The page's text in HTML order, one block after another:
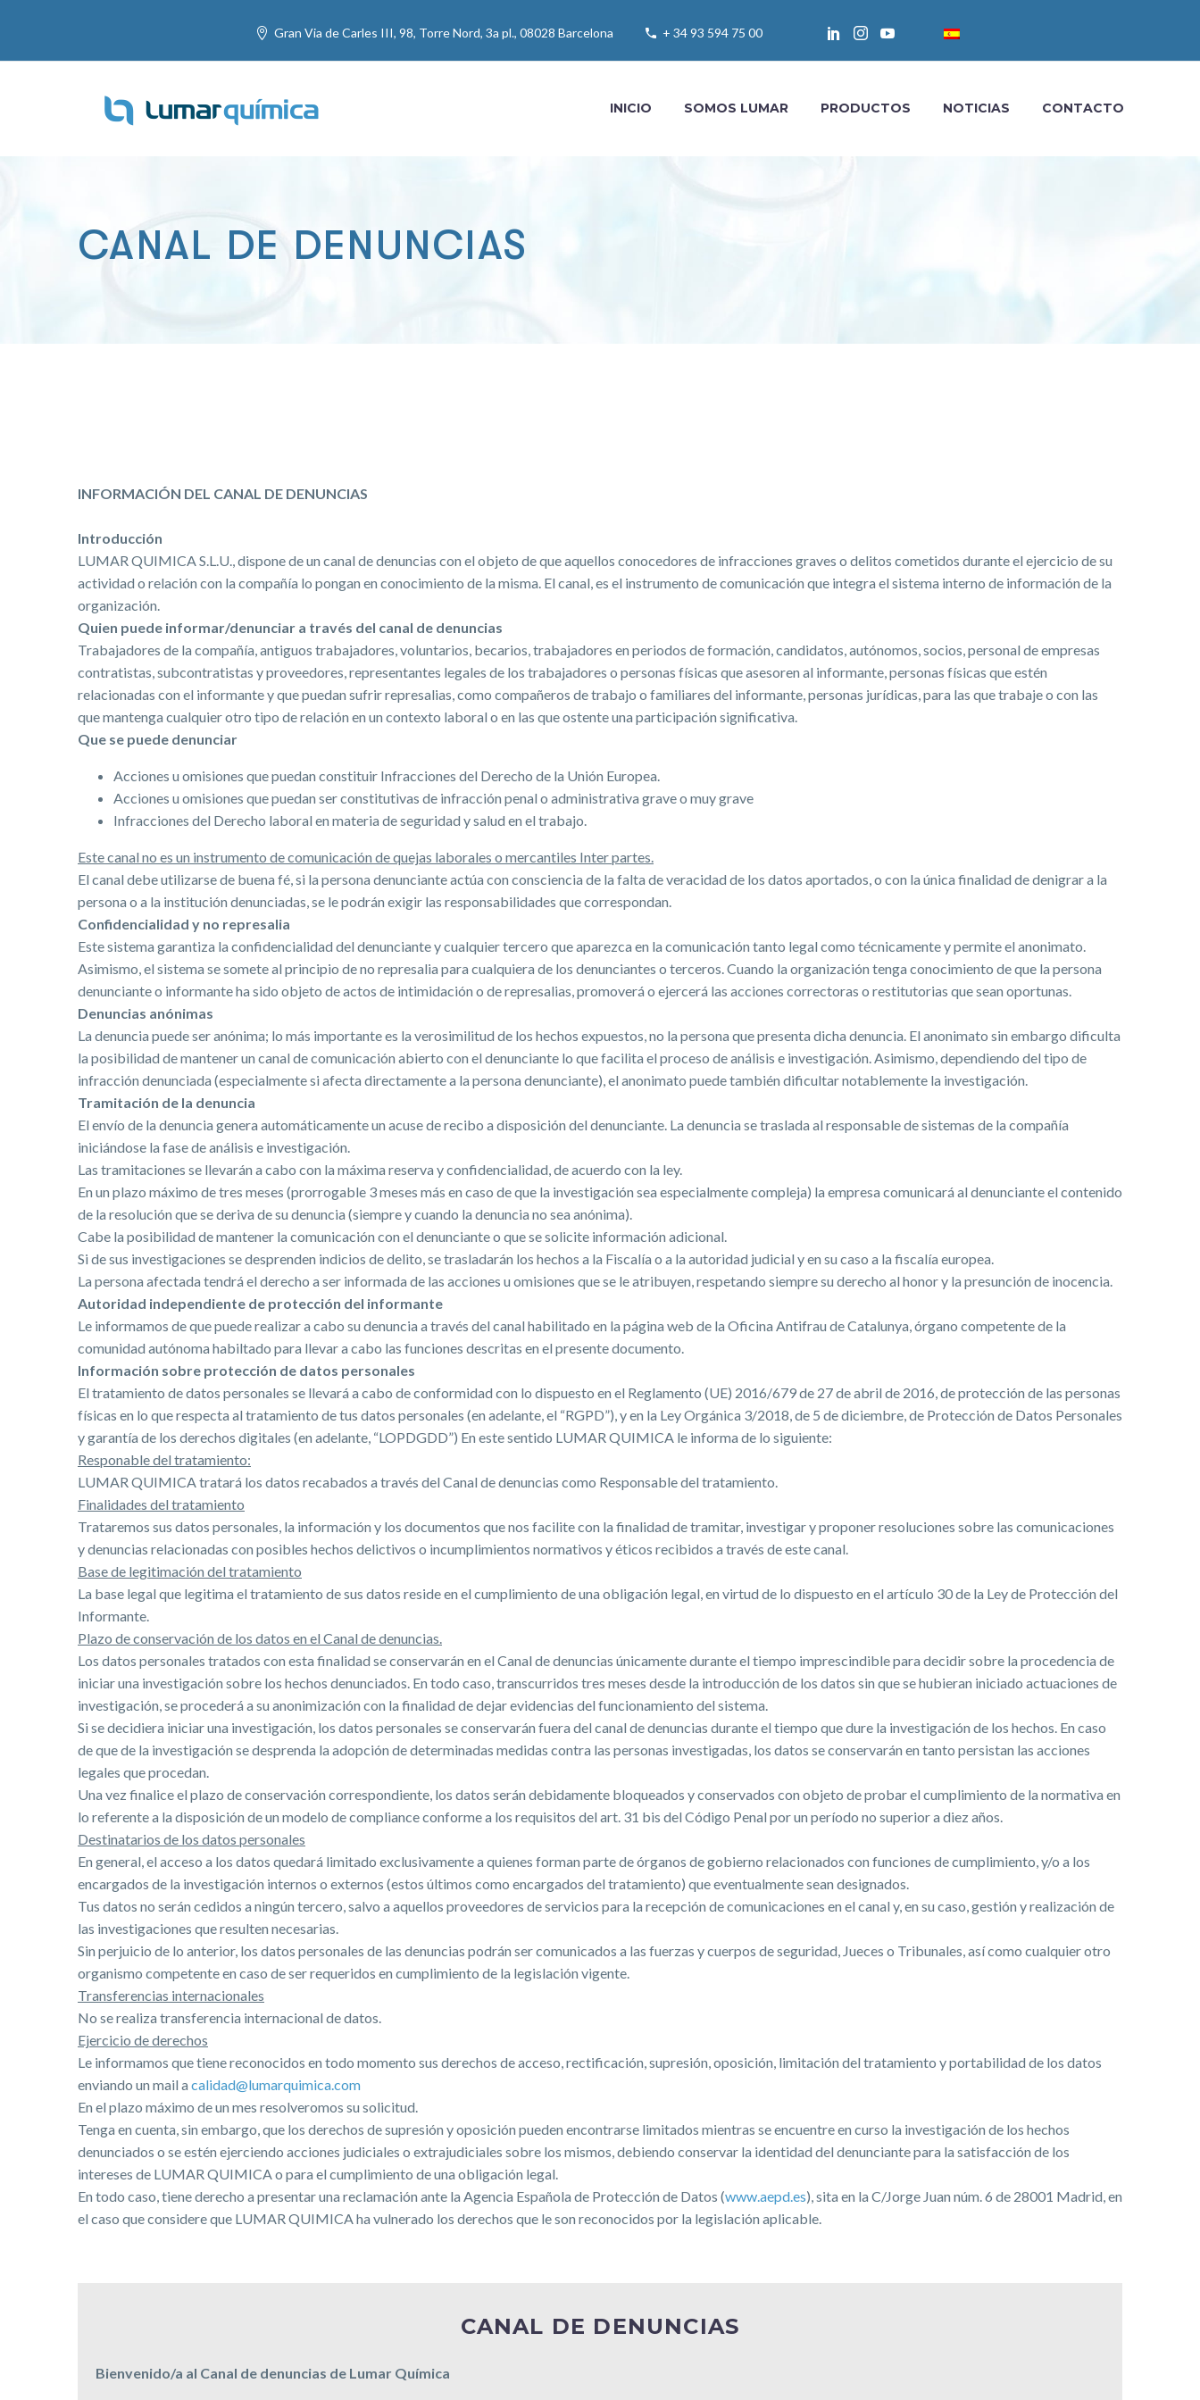
Gran Via de Carles III, 98, Torre Nord, 3a pl., 08028 Barcelona + 34 93 594 75 00
INICIO SOMOS LUMAR PRODUCTOS NOTICIAS CONTACTO
CANAL DE DENUNCIAS
INFORMACIÓN DEL CANAL DE DENUNCIAS
Introducción
LUMAR QUIMICA S.L.U., dispone de un canal de denuncias con el objeto de que aquellos conocedores de infracciones graves o delitos cometidos durante el ejercicio de su
actividad o relación con la compañía lo pongan en conocimiento de la misma. El canal, es el instrumento de comunicación que integra el sistema interno de información de la
organización.
Quien puede informar/denunciar a través del canal de denuncias
Trabajadores de la compañía, antiguos trabajadores, voluntarios, becarios, trabajadores en periodos de formación, candidatos, autónomos, socios, personal de empresas
contratistas, subcontratistas y proveedores, representantes legales de los trabajadores o personas físicas que asesoren al informante, personas físicas que estén
relacionadas con el informante y que puedan sufrir represalias, como compañeros de trabajo o familiares del informante, personas jurídicas, para las que trabaje o con las
que mantenga cualquier otro tipo de relación en un contexto laboral o en las que ostente una participación significativa.
Que se puede denunciar
Acciones u omisiones que puedan constituir Infracciones del Derecho de la Unión Europea.
Acciones u omisiones que puedan ser constitutivas de infracción penal o administrativa grave o muy grave
Infracciones del Derecho laboral en materia de seguridad y salud en el trabajo.
Este canal no es un instrumento de comunicación de quejas laborales o mercantiles Inter partes.
El canal debe utilizarse de buena fé, si la persona denunciante actúa con consciencia de la falta de veracidad de los datos aportados, o con la única finalidad de denigrar a la
persona o a la institución denunciadas, se le podrán exigir las responsabilidades que correspondan.
Confidencialidad y no represalia
Este sistema garantiza la confidencialidad del denunciante y cualquier tercero que aparezca en la comunicación tanto legal como técnicamente y permite el anonimato.
Asimismo, el sistema se somete al principio de no represalia para cualquiera de los denunciantes o terceros. Cuando la organización tenga conocimiento de que la persona
denunciante o informante ha sido objeto de actos de intimidación o de represalias, promoverá o ejercerá las acciones correctoras o restitutorias que sean oportunas.
Denuncias anónimas
La denuncia puede ser anónima; lo más importante es la verosimilitud de los hechos expuestos, no la persona que presenta dicha denuncia. El anonimato sin embargo dificulta
la posibilidad de mantener un canal de comunicación abierto con el denunciante lo que facilita el proceso de análisis e investigación. Asimismo, dependiendo del tipo de
infracción denunciada (especialmente si afecta directamente a la persona denunciante), el anonimato puede también dificultar notablemente la investigación.
Tramitación de la denuncia
El envío de la denuncia genera automáticamente un acuse de recibo a disposición del denunciante. La denuncia se traslada al responsable de sistemas de la compañía
iniciándose la fase de análisis e investigación.
Las tramitaciones se llevarán a cabo con la máxima reserva y confidencialidad, de acuerdo con la ley.
En un plazo máximo de tres meses (prorrogable 3 meses más en caso de que la investigación sea especialmente compleja) la empresa comunicará al denunciante el contenido
de la resolución que se deriva de su denuncia (siempre y cuando la denuncia no sea anónima).
Cabe la posibilidad de mantener la comunicación con el denunciante o que se solicite información adicional.
Si de sus investigaciones se desprenden indicios de delito, se trasladarán los hechos a la Fiscalía o a la autoridad judicial y en su caso a la fiscalía europea.
La persona afectada tendrá el derecho a ser informada de las acciones u omisiones que se le atribuyen, respetando siempre su derecho al honor y la presunción de inocencia.
Autoridad independiente de protección del informante
Le informamos de que puede realizar a cabo su denuncia a través del canal habilitado en la página web de la Oficina Antifrau de Catalunya, órgano competente de la
comunidad autónoma habiltado para llevar a cabo las funciones descritas en el presente documento.
Información sobre protección de datos personales
El tratamiento de datos personales se llevará a cabo de conformidad con lo dispuesto en el Reglamento (UE) 2016/679 de 27 de abril de 2016, de protección de las personas
físicas en lo que respecta al tratamiento de tus datos personales (en adelante, el “RGPD”), y en la Ley Orgánica 3/2018, de 5 de diciembre, de Protección de Datos Personales
y garantía de los derechos digitales (en adelante, “LOPDGDD”) En este sentido LUMAR QUIMICA le informa de lo siguiente:
Responable del tratamiento:
LUMAR QUIMICA tratará los datos recabados a través del Canal de denuncias como Responsable del tratamiento.
Finalidades del tratamiento
Trataremos sus datos personales, la información y los documentos que nos facilite con la finalidad de tramitar, investigar y proponer resoluciones sobre las comunicaciones
y denuncias relacionadas con posibles hechos delictivos o incumplimientos normativos y éticos recibidos a través de este canal.
Base de legitimación del tratamiento
La base legal que legitima el tratamiento de sus datos reside en el cumplimiento de una obligación legal, en virtud de lo dispuesto en el artículo 30 de la Ley de Protección del
Informante.
Plazo de conservación de los datos en el Canal de denuncias.
Los datos personales tratados con esta finalidad se conservarán en el Canal de denuncias únicamente durante el tiempo imprescindible para decidir sobre la procedencia de
iniciar una investigación sobre los hechos denunciados. En todo caso, transcurridos tres meses desde la introducción de los datos sin que se hubieran iniciado actuaciones de
investigación, se procederá a su anonimización con la finalidad de dejar evidencias del funcionamiento del sistema.
Si se decidiera iniciar una investigación, los datos personales se conservarán fuera del canal de denuncias durante el tiempo que dure la investigación de los hechos. En caso
de que de la investigación se desprenda la adopción de determinadas medidas contra las personas investigadas, los datos se conservarán en tanto persistan las acciones
legales que procedan.
Una vez finalice el plazo de conservación correspondiente, los datos serán debidamente bloqueados y conservados con objeto de probar el cumplimiento de la normativa en
lo referente a la disposición de un modelo de compliance conforme a los requisitos del art. 31 bis del Código Penal por un período no superior a diez años.
Destinatarios de los datos personales
En general, el acceso a los datos quedará limitado exclusivamente a quienes forman parte de órganos de gobierno relacionados con funciones de cumplimiento, y/o a los
encargados de la investigación internos o externos (estos últimos como encargados del tratamiento) que eventualmente sean designados.
Tus datos no serán cedidos a ningún tercero, salvo a aquellos proveedores de servicios para la recepción de comunicaciones en el canal y, en su caso, gestión y realización de
las investigaciones que resulten necesarias.
Sin perjuicio de lo anterior, los datos personales de las denuncias podrán ser comunicados a las fuerzas y cuerpos de seguridad, Jueces o Tribunales, así como cualquier otro
organismo competente en caso de ser requeridos en cumplimiento de la legislación vigente.
Transferencias internacionales
No se realiza transferencia internacional de datos.
Ejercicio de derechos
Le informamos que tiene reconocidos en todo momento sus derechos de acceso, rectificación, supresión, oposición, limitación del tratamiento y portabilidad de los datos
enviando un mail a calidad@lumarquimica.com
En el plazo máximo de un mes resolveromos su solicitud.
Tenga en cuenta, sin embargo, que los derechos de supresión y oposición pueden encontrarse limitados mientras se encuentre en curso la investigación de los hechos
denunciados o se estén ejerciendo acciones judiciales o extrajudiciales sobre los mismos, debiendo conservar la identidad del denunciante para la satisfacción de los
intereses de LUMAR QUIMICA o para el cumplimiento de una obligación legal.
En todo caso, tiene derecho a presentar una reclamación ante la Agencia Española de Protección de Datos (www.aepd.es), sita en la C/Jorge Juan núm. 6 de 28001 Madrid, en
el caso que considere que LUMAR QUIMICA ha vulnerado los derechos que le son reconocidos por la legislación aplicable.
CANAL DE DENUNCIAS
Bienvenido/a al Canal de denuncias de Lumar Química